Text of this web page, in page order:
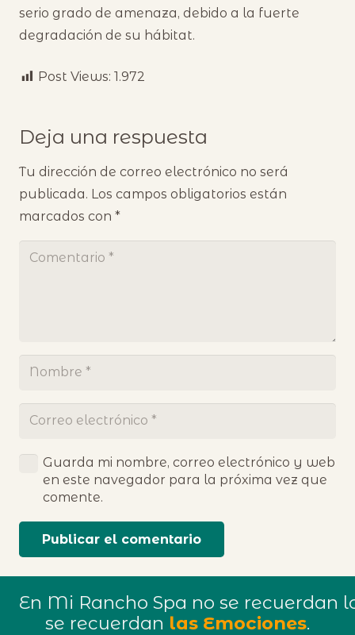
serio grado de amenaza, debido a la fuerte
degradación de su hábitat.
Post Views: 1.972
Deja una respuesta
Tu dirección de correo electrónico no será
publicada. Los campos obligatorios están
marcados con *
Guarda mi nombre, correo electrónico y web
en este navegador para la próxima vez que
comente.
Publicar el comentario
En Mi Rancho Spa no se recuerdan
se recuerdan las Emociones.